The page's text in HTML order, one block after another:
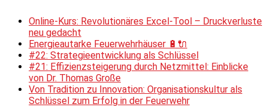
Online-Kurs: Revolutionäres Excel-Tool – Druckverluste
neu gedacht
Energieautarke Feuerwehrhäuser 🔋🔌
#22: Strategieentwicklung als Schlüssel
#21: Effizienzsteigerung durch Netzmittel: Einblicke
von Dr. Thomas Große
Von Tradition zu Innovation: Organisationskultur als
Schlüssel zum Erfolg in der Feuerwehr